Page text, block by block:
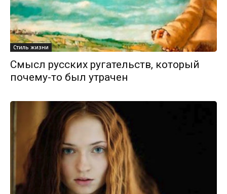
Стиль жизни
Смысл русских ругательств, который
почему-то был утрачен